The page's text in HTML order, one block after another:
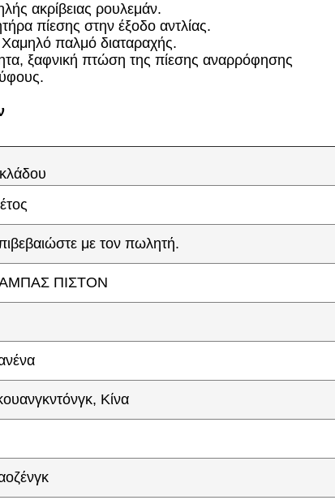
ακρίβειας ρουλεμάν.
πίεσης στην έξοδο αντλίας.
παλμό διαταραχής.
ξαφνική πτώση της πίεσης αναρρόφησης
με τον πωλητή.
ΠΙΣΤΟΝ
Κίνα